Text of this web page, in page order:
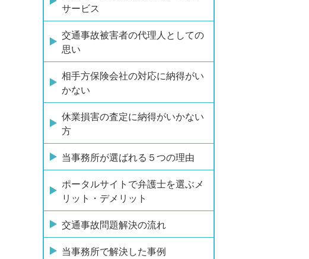
サービス
交通事故被害者の代理人としての
思い
相手方保険会社の対応に納得がい
かない
休業損害の査定に納得がいかない
方
当事務所が選ばれる５つの理由
ポータルサイトで弁護士を選ぶメ
リット・デメリット
交通事故問題解決の流れ
当事務所で解決した事例